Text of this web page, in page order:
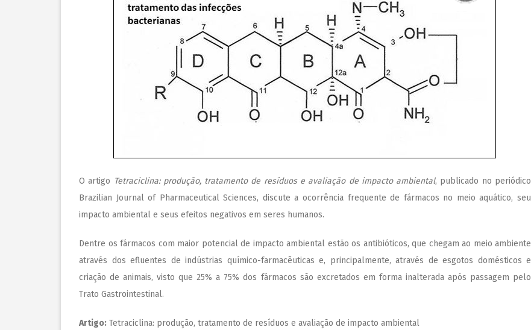
O artigo Tetraciclina: produção, tratamento de resíduos e avaliação de impacto ambiental, publicado no periódico
Brazilian Journal of Pharmaceutical Sciences, discute a ocorrência frequente de fármacos no meio aquático, seu
impacto ambiental e seus efeitos negativos em seres humanos.
Dentre os fármacos com maior potencial de impacto ambiental estão os antibióticos, que chegam ao meio ambiente
através dos efluentes de indústrias químico-farmacêuticas e, principalmente, através de esgotos domésticos e
criação de animais, visto que 25% a 75% dos fármacos são excretados em forma inalterada após passagem pelo
Trato Gastrointestinal.
Artigo: Tetraciclina: produção, tratamento de resíduos e avaliação de impacto ambiental